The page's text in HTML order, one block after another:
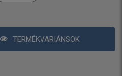
TERMÉKVARIÁNSOK